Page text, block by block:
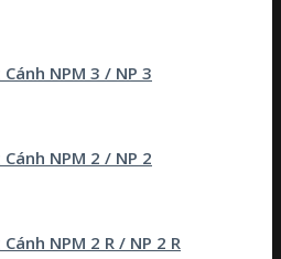
NPM 3 / NP 3
NPM 2 / NP 2
NPM 2 R / NP 2 R